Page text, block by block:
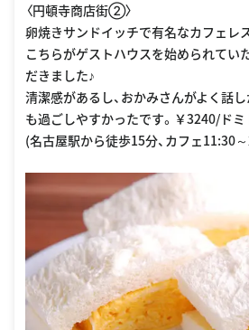
〈円頓寺商店街②〉
卵焼きサンドイッチで有名なカフェレ
こちらがゲストハウスを始められてい
だきました♪
清潔感があるし、おかみさんがよく話
も過ごしやすかったです。￥3240/ドミ
(名古屋駅から徒歩15分、カフェ11:30